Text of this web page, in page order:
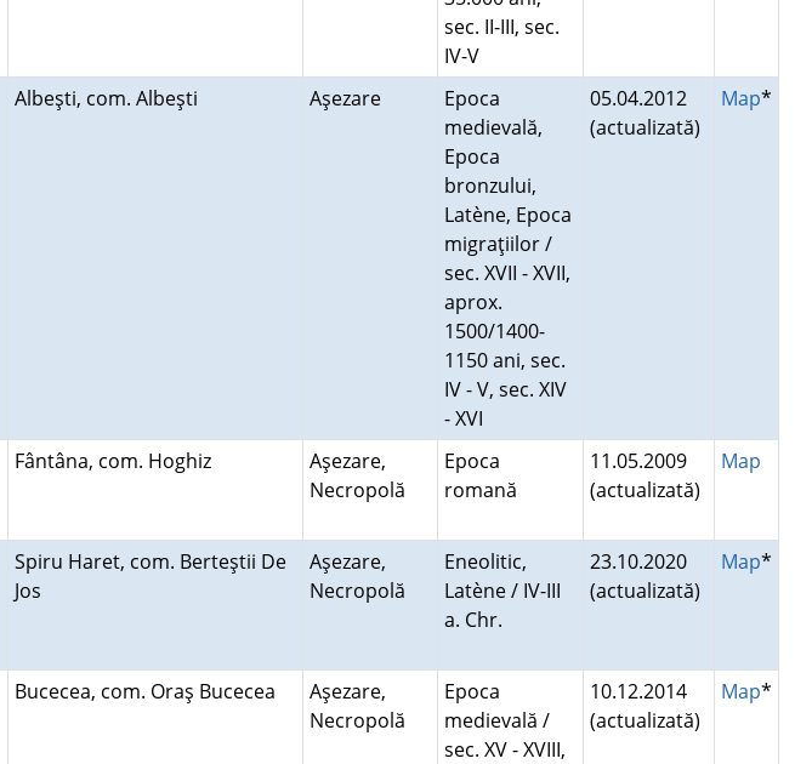
sec. II-III, sec.
IV-V
Albeşti, com. Albeşti Aşezare
Epoca
medievală,
Epoca
bronzului,
Latène, Epoca
migraţiilor /
sec. XVII - XVII,
aprox.
1500/1400-
1150 ani, sec.
IV - V, sec. XIV
- XVI
05.04.2012
(actualizată)
Map*
Fântâna, com. Hoghiz
Aşezare,
Necropolă
Epoca
romană
11.05.2009
(actualizată)
Map
Spiru Haret, com. Berteştii De
Jos
Aşezare,
Necropolă
Eneolitic,
Latène / IV-III
a. Chr.
23.10.2020
(actualizată)
Map*
Bucecea, com. Oraş Bucecea
Aşezare,
Necropolă
Epoca
medievală /
sec. XV - XVIII,
10.12.2014
(actualizată)
Map*